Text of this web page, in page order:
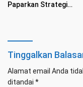
Paparkan Strategi
Tinggalkan
Alamat email Anda
ditandai *